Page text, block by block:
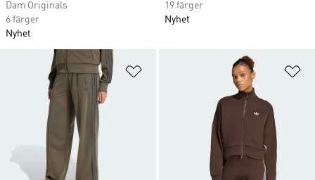
Dam Originals
6 färger
Nyhet
19 färger
Nyhet
Lägg till på önskelistan